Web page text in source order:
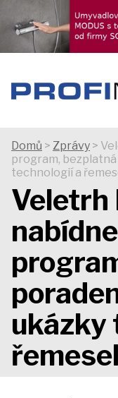
TIPY
Praxe
Fotogalerie
Produkty
Prodejní
akce
iDomo
Domů > Zprávy >
program,
technologií a
Veletrh
ukázky
řemesel